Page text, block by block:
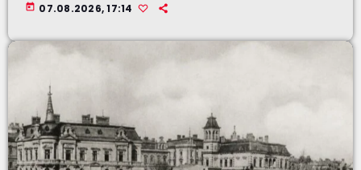
today 07.08.2026, 17:14